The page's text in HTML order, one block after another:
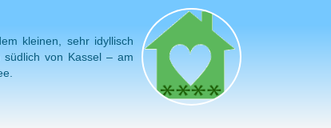
kleinen, sehr idyllisch
von Kassel – am